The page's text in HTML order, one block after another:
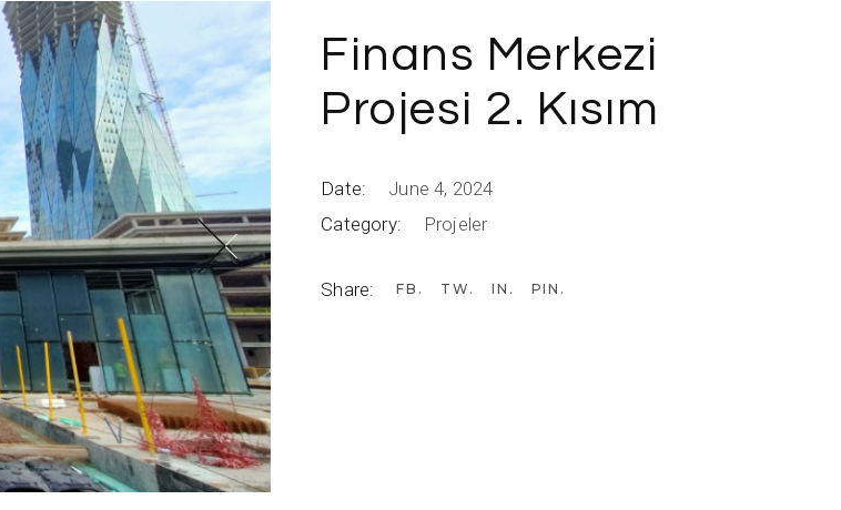
Finans Merkezi
Projesi 2. Kısım
Date:
June 4, 2024
Category:
Projeler
Share: FB TW IN PIN